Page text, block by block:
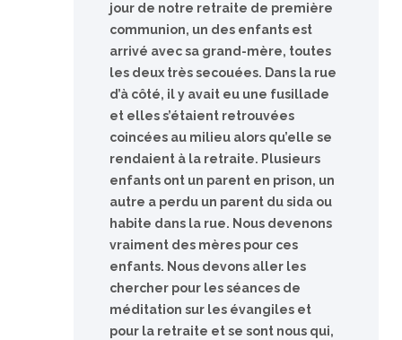
jour de notre retraite de première
communion, un des enfants est
arrivé avec sa grand-mère, toutes
les deux très secouées. Dans la rue
d’à côté, il y avait eu une fusillade
et elles s’étaient retrouvées
coincées au milieu alors qu’elle se
rendaient à la retraite. Plusieurs
enfants ont un parent en prison, un
autre a perdu un parent du sida ou
habite dans la rue. Nous devenons
vraiment des mères pour ces
enfants. Nous devons aller les
chercher pour les séances de
méditation sur les évangiles et
pour la retraite et se sont nous qui,